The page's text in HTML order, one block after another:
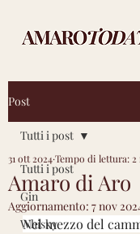
Post
Tutti i post
Gin
Whisky
Tutti i post
Amaro di Aro
31 ott 2024Tempo di lettura: 2
Aggiornamento: 7 nov
Nel mezzo del